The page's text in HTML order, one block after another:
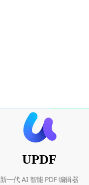
UPDF
新一代 AI 智能 PDF 编辑器